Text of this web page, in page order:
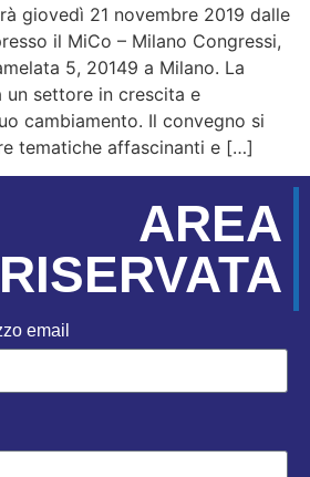
giovedì 21 novembre 2019 dalle
il MiCo – Milano Congressi,
5, 20149 a Milano. La
un settore in crescita e
cambiamento. Il convegno si
tematiche affascinanti e […]
AREA
RISERVATA
email